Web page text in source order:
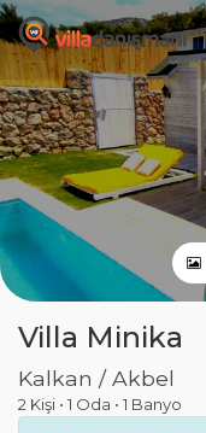
Villa Minika
Kalkan / Akbel
2 Kişi • 1 Oda • 1 Banyo